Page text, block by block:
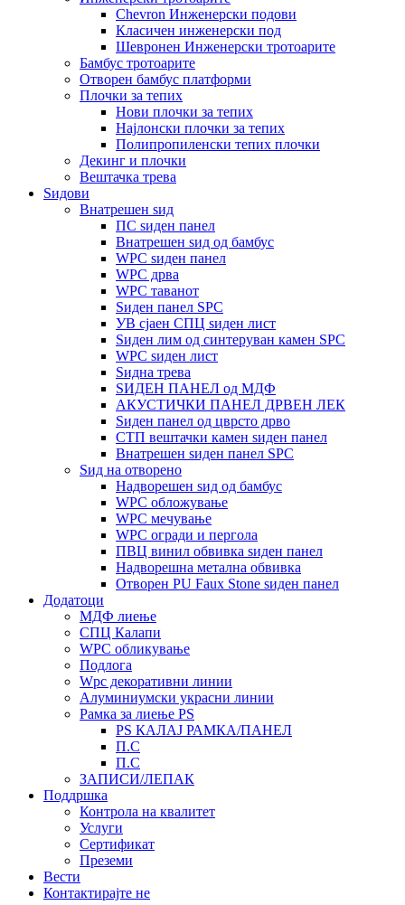
Chevron Инженерски подови
Класичен инженерски под
Шевронен Инженерски тротоарите
Бамбус тротоарите
Отворен бамбус платформи
Плочки за тепих
Нови плочки за тепих
Најлонски плочки за тепих
Полипропиленски тепих плочки
Декинг и плочки
Вештачка трева
Ѕидови
Внатрешен ѕид
ПС ѕиден панел
Внатрешен ѕид од бамбус
WPC ѕиден панел
WPC дрва
WPC таванот
Ѕиден панел SPC
УВ сјаен СПЦ ѕиден лист
Ѕиден лим од синтеруван камен SPC
WPC ѕиден лист
Ѕидна трева
ЅИДЕН ПАНЕЛ од МДФ
АКУСТИЧКИ ПАНЕЛ ДРВЕН ЛЕК
Ѕиден панел од цврсто дрво
СТП вештачки камен ѕиден панел
Внатрешен ѕиден панел SPC
Ѕид на отворено
Надворешен ѕид од бамбус
WPC обложување
WPC мечување
WPC огради и пергола
ПВЦ винил обвивка ѕиден панел
Надворешна метална обвивка
Отворен PU Faux Stone ѕиден панел
Додатоци
МДФ лиење
СПЦ Калапи
WPC обликување
Подлога
Wpc декоративни линии
Алуминиумски украсни линии
Рамка за лиење PS
PS КАЛАЈ РАМКА/ПАНЕЛ
П.С
П.С
ЗАПИСИ/ЛЕПАК
Поддршка
Контрола на квалитет
Услуги
Сертификат
Преземи
Вести
Контактирајте не